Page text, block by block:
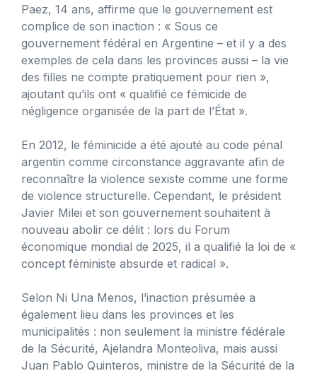
Paez, 14 ans, affirme que le gouvernement est
complice de son inaction : « Sous ce
gouvernement fédéral en Argentine – et il y a des
exemples de cela dans les provinces aussi – la vie
des filles ne compte pratiquement pour rien »,
ajoutant qu’ils ont « qualifié ce fémicide de
négligence organisée de la part de l’État ».
En 2012, le féminicide a été ajouté au code pénal
argentin comme circonstance aggravante afin de
reconnaître la violence sexiste comme une forme
de violence structurelle. Cependant, le président
Javier Milei et son gouvernement souhaitent à
nouveau abolir ce délit : lors du Forum
économique mondial de 2025, il a qualifié la loi de «
concept féministe absurde et radical ».
Selon Ni Una Menos, l’inaction présumée a
également lieu dans les provinces et les
municipalités : non seulement la ministre fédérale
de la Sécurité, Ajelandra Monteoliva, mais aussi
Juan Pablo Quinteros, ministre de la Sécurité de la